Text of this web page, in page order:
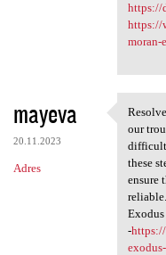
https://
https://
moran-
mayeva
20.11.2023
Adres
our
these
ensure
-